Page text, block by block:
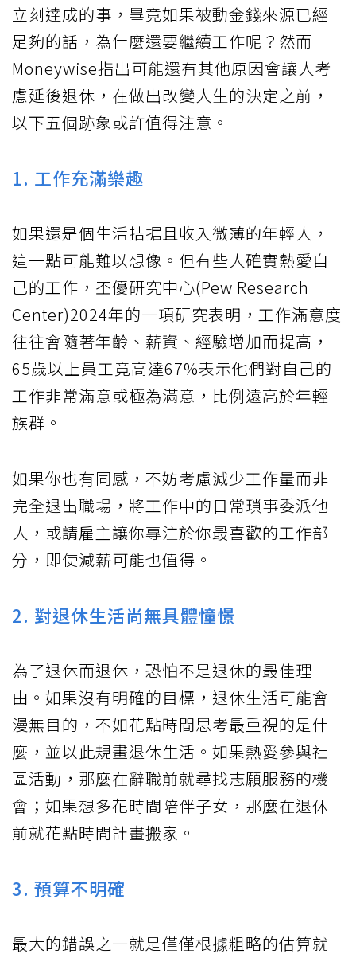
立刻達成的事，畢竟如果被動金錢來源已經
足夠的話，為什麼還要繼續工作呢？然而
Moneywise指出可能還有其他原因會讓人考
慮延後退休，在做出改變人生的決定之前，
以下五個跡象或許值得注意。
1. 工作充滿樂趣
如果還是個生活拮据且收入微薄的年輕人，
這一點可能難以想像。但有些人確實熱愛自
己的工作，丕優研究中心(Pew Research
Center)2024年的一項研究表明，工作滿意度
往往會隨著年齡、薪資、經驗增加而提高，
65歲以上員工竟高達67%表示他們對自己的
工作非常滿意或極為滿意，比例遠高於年輕
族群。
如果你也有同感，不妨考慮減少工作量而非
完全退出職場，將工作中的日常瑣事委派他
人，或請雇主讓你專注於你最喜歡的工作部
分，即使減薪可能也值得。
2. 對退休生活尚無具體憧憬
為了退休而退休，恐怕不是退休的最佳理
由。如果沒有明確的目標，退休生活可能會
漫無目的，不如花點時間思考最重視的是什
麼，並以此規畫退休生活。如果熱愛參與社
區活動，那麼在辭職前就尋找志願服務的機
會；如果想多花時間陪伴子女，那麼在退休
前就花點時間計畫搬家。
3. 預算不明確
最大的錯誤之一就是僅僅根據粗略的估算就